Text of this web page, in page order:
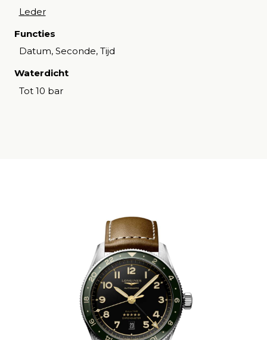
Leder
Functies
Datum, Seconde, Tijd
Waterdicht
Tot 10 bar